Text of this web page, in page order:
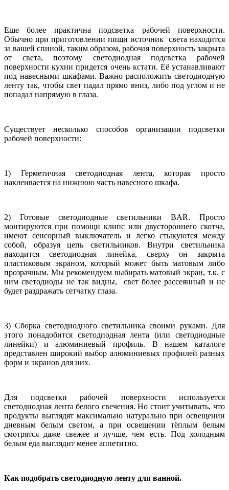
Еще более практична подсветка рабочей поверхности.
Обычно при приготовлении пищи источник света находится
за вашей спиной, таким образом, рабочая поверхность закрыта
от света, поэтому светодиодная подсветка рабочей
поверхности кухни придется очень кстати. Её устанавливают
под навесными шкафами. Важно расположить светодиодную
ленту так, чтобы свет падал прямо вниз, либо под углом и не
попадал напрямую в глаза.
Существует несколько способов организации подсветки
рабочей поверхности:
1) Герметичная светодиодная лента, которая просто
наклеивается на нижнюю часть навесного шкафа.
2) Готовые светодиодные светильникиBAR. Просто
монтируются при помощи клипс или двустороннего скотча,
имеют сенсорный выключатель и легко стыкуются между
собой, образуя цепь светильников. Внутри светильника
находится светодиодная линейка, сверху он закрыта
пластиковым экраном, который может быть матовым либо
прозрачным. Мы рекомендуем выбирать матовый экран, т.к. с
ним светодиоды не так видны, свет более рассеянный и не
будет раздражать сетчатку глаза.
3) Сборка светодиодного светильника своими руками. Для
этого понадобится светодиодная лента (или светодиодные
линейки) и алюминиевый профиль. В нашем каталоге
представлен широкий выбор алюминиевых профилей разных
форм и экранов для них.
Для подсветки рабочей поверхности используется
светодиодная лента белого свечения. Но стоит учитывать, что
продукты выглядят максимально натурально при освещении
дневным белым светом, а при освещении тёплым белым
смотрятся даже свежее и лучше, чем есть. Под холодным
белым еда выглядит менее аппетитно.
Как подобрать светодиодную ленту для ванной.